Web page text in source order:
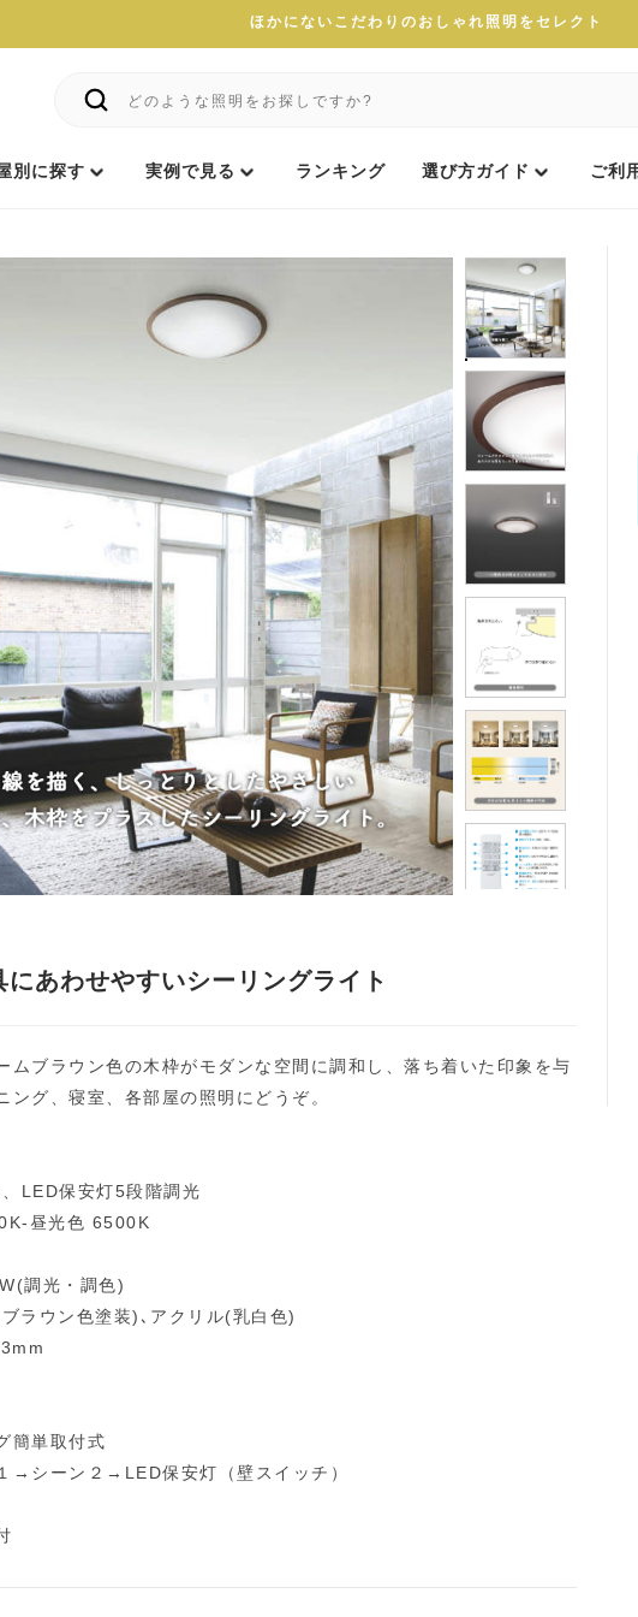
ほかにないこだわりのおしゃれ照明をセレクト
別に探す 実例で見る ランキング 選び方ガイド ご利
あわせやすいシーリングライト
ムブラウン色の木枠がモダンな空間に調和し、落ち着いた印象を与
ング、寝室、各部屋の照明にどうぞ。
LED保安灯5段階調光
昼光色 6500K
調光・調色)
ラウン色塗装)､アクリル(乳白色)
簡単取付式
シーン２→LED保安灯（壁スイッチ）